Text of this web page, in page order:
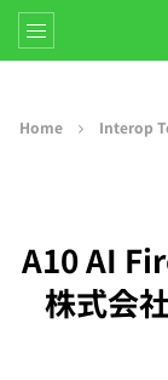
Home Interop
A10 AI
株式会